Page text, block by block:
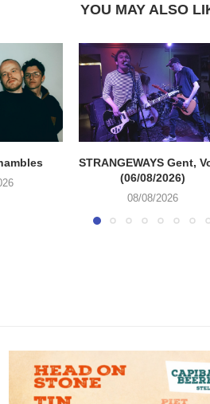
YOU MAY ALSO
STRANGEWAYS Gent,
(06/08/2026)
08/08/2026